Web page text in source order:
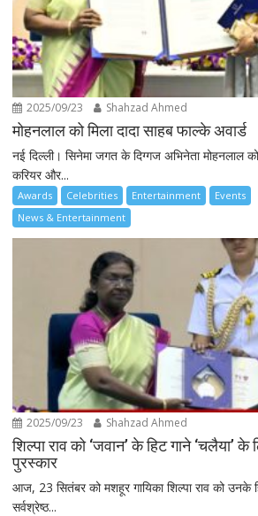
2025/09/23 Shahzad Ahmed
मोहनलाल को मिला दादा साहब फाल्के अवार्ड
नई दिल्ली। सिनेमा जगत के दिग्गज अभिनेता मोहनलाल
करियर और...
Awards Celebrities Entertainment
Events
News & Entertainment
2025/09/23 Shahzad Ahmed
शिल्पा राव को ‘जवान’ के हिट गाने ‘चलैया’ के
पुरस्कार
आज, 23 सितंबर को मशहूर गायिका शिल्पा राव को उनके
सर्वश्रेष्ठ...